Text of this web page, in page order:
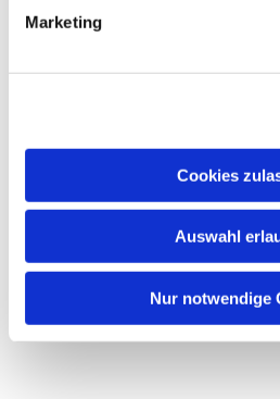
Marketing
Cookies
Auswahl
Nur notwendige
Dies könnte